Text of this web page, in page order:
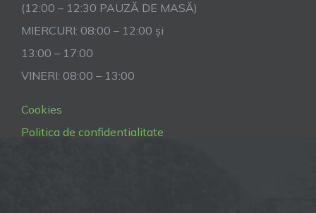
(12:00 – 12:30 PAUZĂ DE MASĂ)
MIERCURI: 08:00 – 12:00 și
13:00 – 17:00
VINERI: 08:00 – 13:00
Cookies
Politica de confidentialitate